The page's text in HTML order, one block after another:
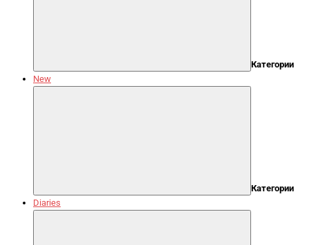
Категории
New
Категории
Diaries